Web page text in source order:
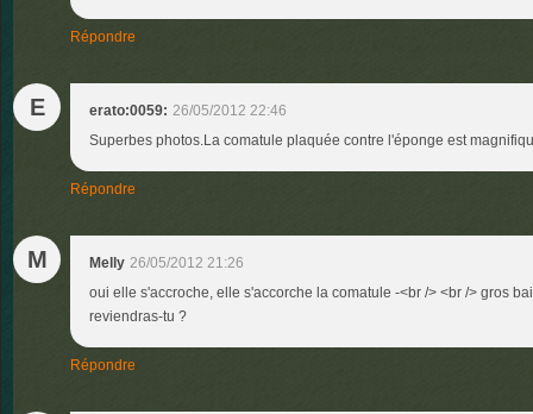
Répondre
E erato:0059: 26/05/2012 22:46
Superbes photos.La comatule plaquée contre l'éponge est
Répondre
M Melly 26/05/2012 21:26
oui elle s'accroche, elle s'accorche la comatule -<br /> <br /> gros
reviendras-tu ?
Répondre